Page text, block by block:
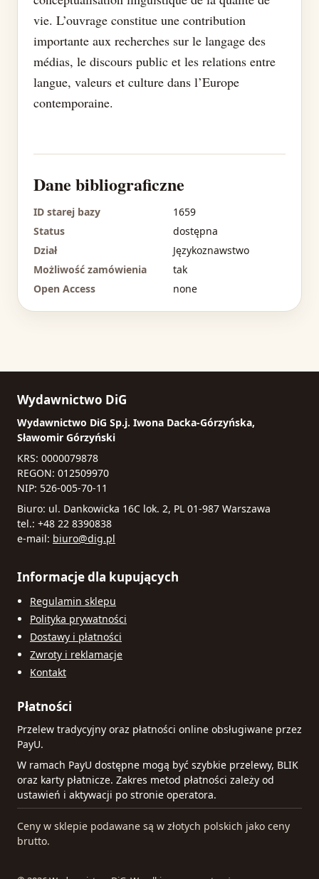
vie. L’ouvrage constitue une contribution
importante aux recherches sur le langage des
médias, le discours public et les relations entre
langue, valeurs et culture dans l’Europe
contemporaine.
Dane bibliograficzne
ID starej bazy
1659
Status
dostępna
Dział
Językoznawstwo
Możliwość zamówienia
tak
Open Access
none
Wydawnictwo DiG
Wydawnictwo DiG Sp.j. Iwona Dacka-Górzyńska,
Sławomir Górzyński
KRS: 0000079878
REGON: 012509970
NIP: 526-005-70-11
Biuro: ul. Dankowicka 16C lok. 2, PL 01-987 Warszawa
tel.: +48 22 8390838
e-mail: biuro@dig.pl
Informacje dla kupujących
Regulamin sklepu
Polityka prywatności
Dostawy i płatności
Zwroty i reklamacje
Kontakt
Płatności
Przelew tradycyjny oraz płatności online obsługiwane przez
PayU.
W ramach PayU dostępne mogą być szybkie przelewy, BLIK
oraz karty płatnicze. Zakres metod płatności zależy od
ustawień i aktywacji po stronie operatora.
Ceny w sklepie podawane są w złotych polskich jako ceny
brutto.